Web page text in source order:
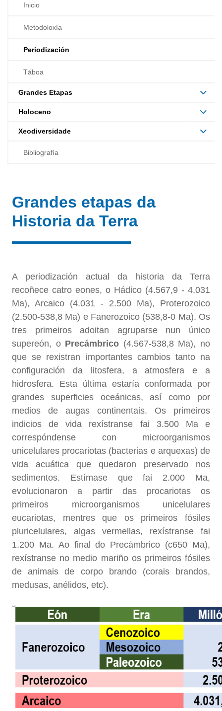
Inicio
Metodoloxía
Periodización
Táboa
Grandes Etapas
Holoceno
Xeodiversidade
Bibliografía
Grandes etapas da
Historia da Terra
A periodización actual da historia da Terra
recoñece catro eones, o Hádico (4.567,9 - 4.031
Ma), Arcaico (4.031 - 2.500 Ma), Proterozoico
(2.500-538,8 Ma) e Fanerozoico (538,8-0 Ma). Os
tres primeiros adoitan agruparse nun único
supereón, o Precámbrico (4.567-538,8 Ma), no
que se rexistran importantes cambios tanto na
configuración da litosfera, a atmosfera e a
hidrosfera. Esta última estaría conformada por
grandes superficies oceánicas, así como por
medios de augas continentais. Os primeiros
indicios de vida rexístranse fai 3.500 Ma e
correspóndense con microorganismos
unicelulares procariotas (bacterias e arquexas) de
vida acuática que quedaron preservado nos
sedimentos. Estímase que fai 2.000 Ma,
evolucionaron a partir das procariotas os
primeiros microorganismos unicelulares
eucariotas, mentres que os primeiros fósiles
pluricelulares, algas vermellas, rexístranse fai
1.200 Ma. Ao final do Precámbrico (c650 Ma),
rexístranse no medio mariño os primeiros fósiles
de animais de corpo brando (corais brandos,
medusas, anélidos, etc).